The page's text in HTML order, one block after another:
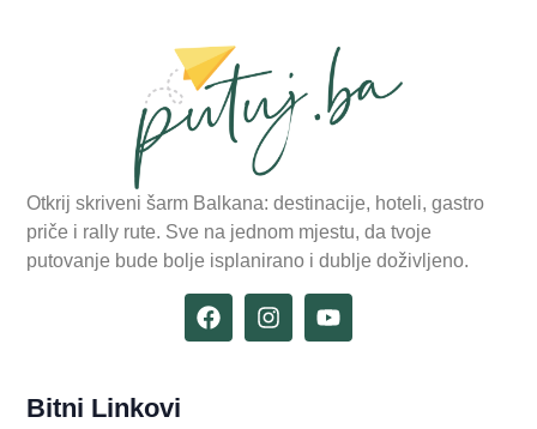
Otkrij skriveni šarm Balkana: destinacije, hoteli, gastro
priče i rally rute. Sve na jednom mjestu, da tvoje
putovanje bude bolje isplanirano i dublje doživljeno.
Bitni Linkovi